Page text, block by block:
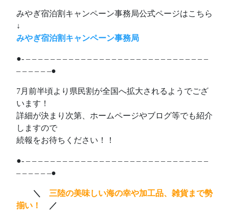
みやぎ宿泊割キャンペーン事務局公式ページはこちら
↓
みやぎ宿泊割キャンペーン事務局
●- – – – – – – – – – – – – – – – – – – – – – – – – – – – – – –
– – – – – –●
7月前半頃より県民割が全国へ拡大されるようでござ
います！
詳細が決まり次第、ホームページやブログ等でも紹介
しますので
続報をお待ちください！！
●- – – – – – – – – – – – – – – – – – – – – – – – – – – – – – –
– – – – – –●
＼ 三陸の美味しい海の幸や加工品、雑貨まで勢
揃い！
／